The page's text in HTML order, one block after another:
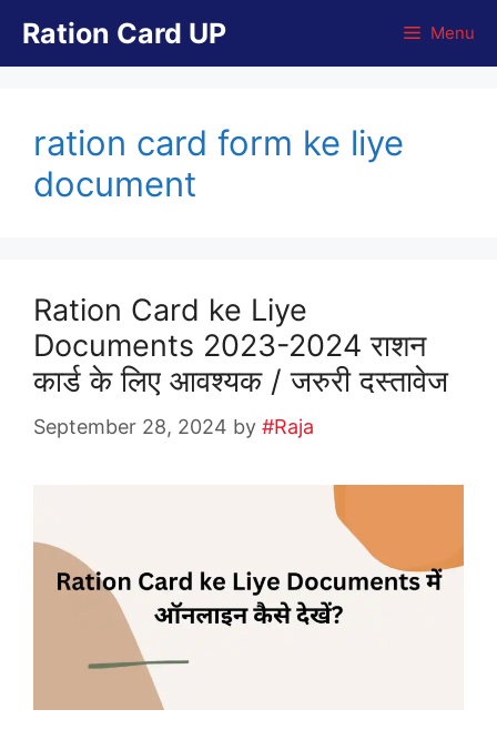
content
Ration Card UP Menu
ration card form ke liye
document
Ration Card ke Liye
Documents 2023-2024 राशन
कार्ड के लिए आवश्यक / जरुरी दस्तावेज
September 28, 2024 by #Raja